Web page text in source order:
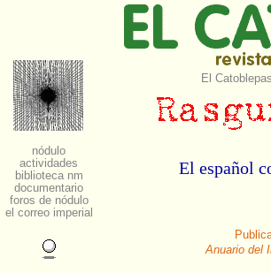
El Catoblepas
El español
Anuario del